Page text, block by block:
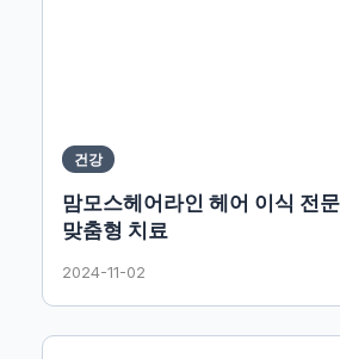
건강
맘모스헤어라인 헤어 이식 전
맞춤형 치료
2024-11-02